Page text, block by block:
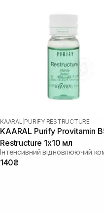
KAARAL PURIFY RESTRUCTURE
KAARAL Purify Provitamin
Restructure 1х10 мл
140₴